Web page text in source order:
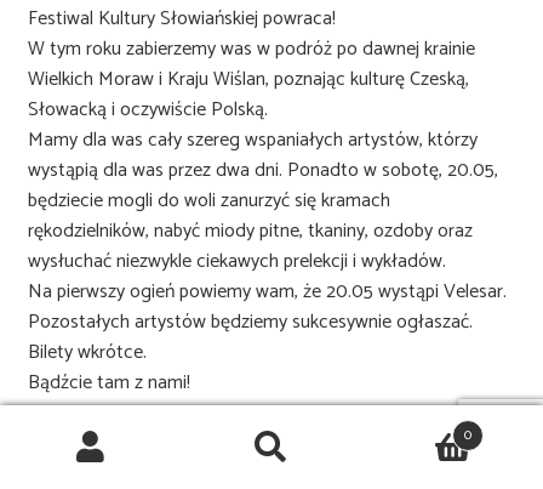
Festiwal Kultury Słowiańskiej powraca!
W tym roku zabierzemy was w podróż po dawnej krainie
Wielkich Moraw i Kraju Wiślan, poznając kulturę Czeską,
Słowacką i oczywiście Polską.
Mamy dla was cały szereg wspaniałych artystów, którzy
wystąpią dla was przez dwa dni. Ponadto w sobotę, 20.05,
będziecie mogli do woli zanurzyć się kramach
rękodzielników, nabyć miody pitne, tkaniny, ozdoby oraz
wysłuchać niezwykle ciekawych prelekcji i wykładów.
Na pierwszy ogień powiemy wam, że 20.05 wystąpi Velesar.
Pozostałych artystów będziemy sukcesywnie ogłaszać.
Bilety wkrótce.
Bądźcie tam z nami!
Folk,folk metal folk rock,rock
0